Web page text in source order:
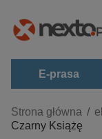
E-prasa
Kategorie
Zobacz wszystkie
Strona główna
Czarny Książę